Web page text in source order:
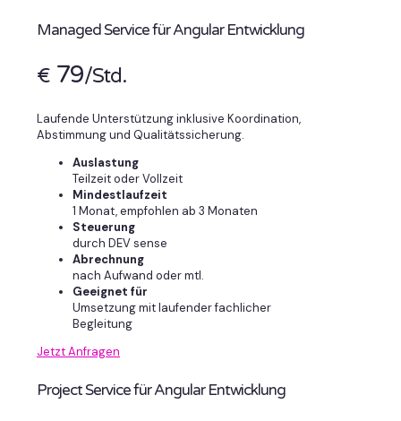
Managed Service für Angular Entwicklung
€ 79/Std.
Laufende Unterstützung inklusive Koordination,
Abstimmung und Qualitätssicherung.
Auslastung
Teilzeit oder Vollzeit
Mindestlaufzeit
1 Monat, empfohlen ab 3 Monaten
Steuerung
durch DEV sense
Abrechnung
nach Aufwand oder mtl.
Geeignet für
Umsetzung mit laufender fachlicher
Begleitung
Jetzt Anfragen
Project Service für Angular Entwicklung